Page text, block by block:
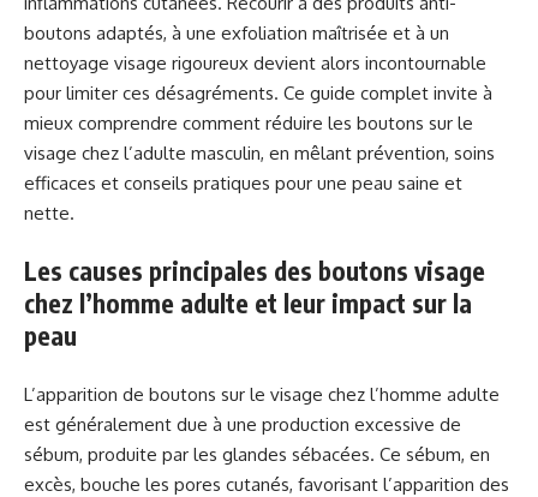
boutons adaptés, à une exfoliation maîtrisée et à un
nettoyage visage rigoureux devient alors incontournable
pour limiter ces désagréments. Ce guide complet invite à
mieux comprendre comment réduire les boutons sur le
visage chez l’adulte masculin, en mêlant prévention, soins
efficaces et conseils pratiques pour une peau saine et
nette.
Les causes principales des boutons visage
chez l’homme adulte et leur impact sur la
peau
L’apparition de boutons sur le visage chez l’homme adulte
est généralement due à une production excessive de
sébum, produite par les glandes sébacées. Ce sébum, en
excès, bouche les pores cutanés, favorisant l’apparition des